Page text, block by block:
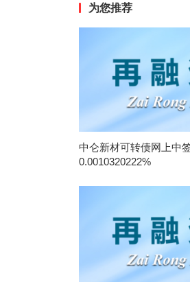
为您推荐
中仑新材可转债网上中
0.0010320222%